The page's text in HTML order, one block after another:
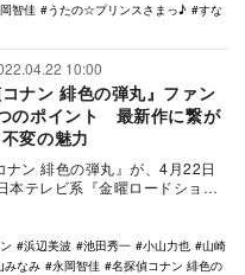
智佳 うたの☆プリンスさまっ♪
すな
10:00
コナン 緋色の弾丸』ファン
のポイント 最新作に繋が
変の魅力
ナン 緋色の弾丸』が、4月22日
本テレビ系『金曜ロードショ
…
浜辺美波 池田秀一 小山力也
山崎
みなみ 永岡智佳
名探偵コナン 緋色の